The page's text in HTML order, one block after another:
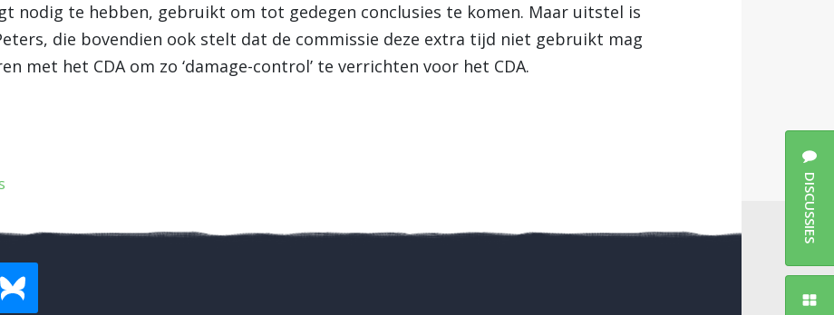
nodig te hebben, gebruikt om tot gedegen conclusies te komen. Maar uitstel is
die bovendien ook stelt dat de commissie deze extra tijd niet gebruikt mag
met het CDA om zo ‘damage-control’ te verrichten voor het CDA.
DISCUSSIES